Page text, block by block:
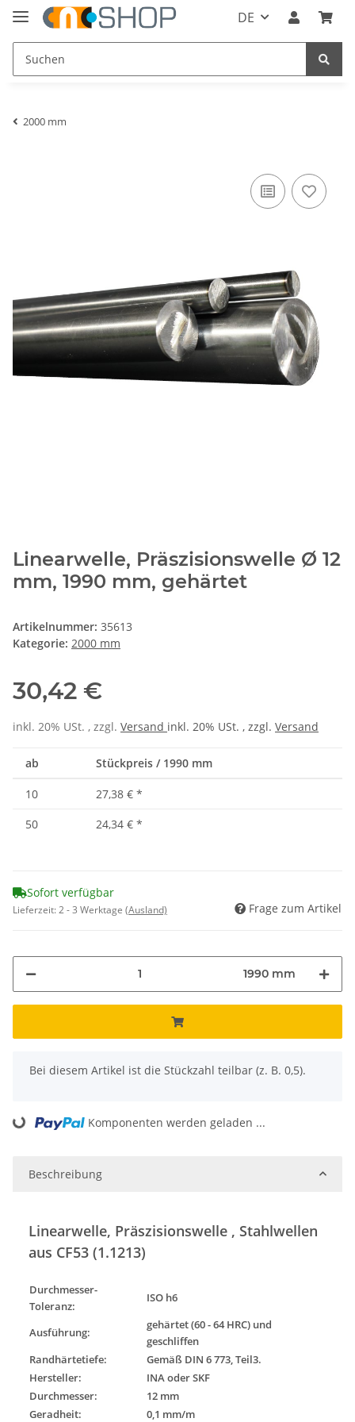
DE
2000 mm
Linearwelle, Präszisionswelle Ø 12
mm, 1990 mm, gehärtet
Artikelnummer: 35613
Kategorie: 2000 mm
30,42 €
inkl. 20% USt. , zzgl. Versand inkl. 20% USt. , zzgl. Versand
ab Stückpreis / 1990 mm
10 27,38 € *
50
24,34 € *
Sofort verfügbar
Lieferzeit:2 - 3 Werktage (Ausland) Frage zum Artikel
1990 mm
x
Bei diesem Artikel ist die Stückzahl teilbar (z. B. 0,5).
Loading... Komponenten werden geladen ...
Beschreibung
Linearwelle, Präszisionswelle , Stahlwellen
aus CF53 (1.1213)
Durchmesser-
Toleranz:
ISO h6
Ausführung:
gehärtet (60 - 64 HRC) und
geschliffen
Randhärtetiefe:
Gemäß DIN 6 773, Teil3.
Hersteller:
INA oder SKF
Durchmesser:
12 mm
Geradheit:
0,1 mm/m